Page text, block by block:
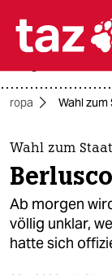
themen
politik
öko
Wahl
Wahl zum
Ab morgen
völlig unklar,
hatte sich